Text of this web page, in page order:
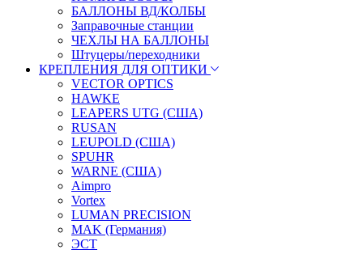
БАЛЛОНЫ ВД/КОЛБЫ
Заправочные станции
ЧЕХЛЫ НА БАЛЛОНЫ
Штуцеры/переходники
КРЕПЛЕНИЯ ДЛЯ ОПТИКИ
VECTOR OPTICS
HAWKE
LEAPERS UTG (США)
RUSAN
LEUPOLD (США)
SPUHR
WARNE (США)
Aimpro
Vortex
LUMAN PRECISION
MAK (Германия)
ЭСТ